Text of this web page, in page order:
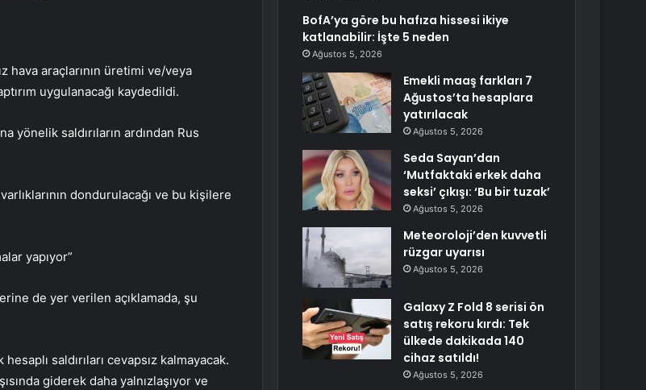
hava araçlarının üretimi ve/veya
uygulanacağı kaydedildi.
yönelik saldırıların ardından Rus
dondurulacağı ve bu kişilere
yapıyor”
de yer verilen açıklamada, şu
saldırıları cevapsız kalmayacak.
giderek daha yalnızlaşıyor ve
BofA’ya göre bu hafıza hissesi ikiye
katlanabilir: İşte 5 neden
Ağustos 5, 2026
Emekli maaş farkları 7
Ağustos’ta hesaplara
yatırılacak
Ağustos 5, 2026
Seda Sayan’dan
‘Mutfaktaki erkek daha
seksi’ çıkışı: ‘Bu bir tuzak’
Ağustos 5, 2026
Meteoroloji’den kuvvetli
rüzgar uyarısı
Ağustos 5, 2026
Galaxy Z Fold 8 serisi ön
satış rekoru kırdı: Tek
ülkede dakikada 140
cihaz satıldı!
Ağustos 5, 2026